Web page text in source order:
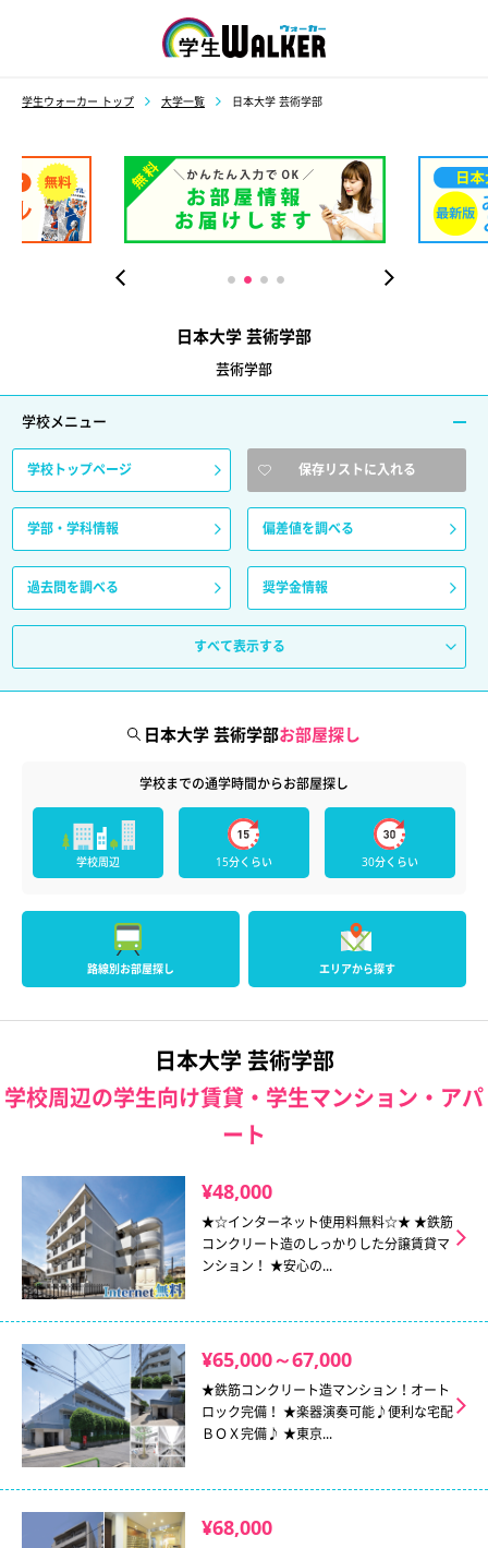
学生ウォーカー トップ 大学一覧 日本大学 芸術学部
日本大学 芸術学部
芸術学部
学校メニュー
学校トップページ 保存リストに入れる
学部・学科情報 偏差値を調べる
過去問を調べる 奨学金情報
すべて表示する
日本大学 芸術学部お部屋探し
学校までの通学時間からお部屋探し
学校周辺 15分くらい 30分くらい
路線別お部屋探し エリアから探す
日本大学 芸術学部
学校周辺の学生向け賃貸・学生マンション・アパ
ート
¥48,000
★☆インターネット使用料無料☆★ ★鉄筋
コンクリート造のしっかりした分譲賃貸マ
ンション！ ★安心の...
¥65,000～67,000
★鉄筋コンクリート造マンション！オート
ロック完備！ ★楽器演奏可能♪便利な宅配
ＢＯＸ完備♪ ★東京...
¥68,000